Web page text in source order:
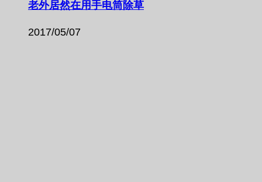
老外居然在用手电筒除草
2017/05/07